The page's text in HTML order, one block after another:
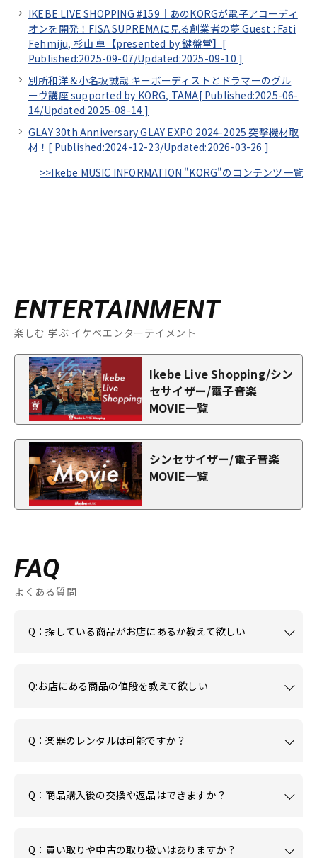
IKEBE LIVE SHOPPING #159｜あのKORGが電子アコーディ
オンを開発！FISA SUPREMAに見る創業者の夢 Guest : Fati
Fehmiju, 杉山 卓【presented by 鍵盤堂】[
Published:2025-09-07/Updated:2025-09-10 ]
別所和洋＆小名坂誠哉 キーボーディストとドラマーのグル
ーヴ講座 supported by KORG, TAMA[ Published:2025-06-
14/Updated:2025-08-14 ]
GLAY 30th Anniversary GLAY EXPO 2024-2025 突撃機材取
材！[ Published:2024-12-23/Updated:2026-03-26 ]
>>Ikebe MUSIC INFORMATION "KORG"のコンテンツ一覧
ENTERTAINMENT
楽しむ 学ぶ イケベエンターテイメント
Ikebe Live Shopping/シン
セサイザー/電子音楽
MOVIE一覧
シンセサイザー/電子音楽
MOVIE一覧
FAQ
よくある質問
Q：探している商品がお店にあるか教えて欲しい
Q:お店にある商品の値段を教えて欲しい
Q：楽器のレンタルは可能ですか？
Q：商品購入後の交換や返品はできますか？
Q：買い取りや中古の取り扱いはありますか？